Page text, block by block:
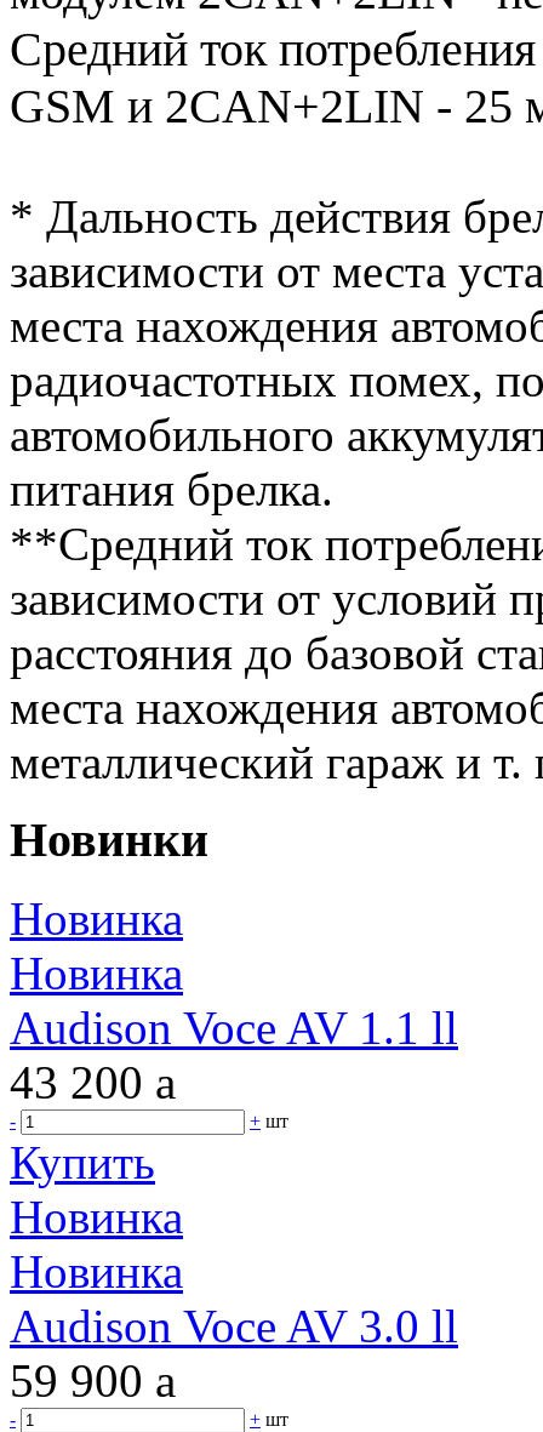
Средний ток
GSM и 2CAN+2LIN -
* Дальность действия
зависимости от места
места нахождения
радиочастотных помех,
автомобильного
питания брелка.
**Средний ток
зависимости от условий
расстояния до базовой
места нахождения
металлический гараж и т.
Новинки
Новинка
Новинка
Audison Voce AV 1.1 ll
43 200 a
- + шт
Купить
Новинка
Новинка
Audison Voce AV 3.0 ll
59 900 a
- + шт